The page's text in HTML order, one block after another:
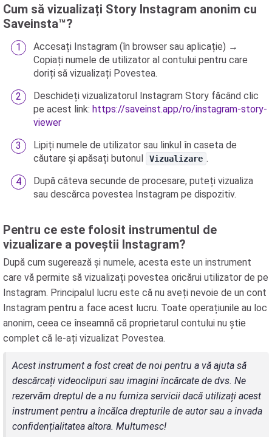
Cum să vizualizați Story Instagram anonim cu
Saveinsta™?
Accesați Instagram (în browser sau aplicație) →
Copiați numele de utilizator al contului pentru care
doriți să vizualizați Povestea.
Deschideți vizualizatorul Instagram Story făcând clic
pe acest link: https://saveinst.app/ro/instagram-story-
viewer
Lipiți numele de utilizator sau linkul în caseta de
căutare și apăsați butonul
Vizualizare .
După câteva secunde de procesare, puteți vizualiza
sau descărca povestea Instagram pe dispozitiv.
Pentru ce este folosit instrumentul de
vizualizare a poveștii Instagram?
După cum sugerează și numele, acesta este un instrument
care vă permite să vizualizați povestea oricărui utilizator de pe
Instagram. Principalul lucru este că nu aveți nevoie de un cont
Instagram pentru a face acest lucru. Toate operațiunile au loc
anonim, ceea ce înseamnă că proprietarul contului nu știe
complet că le-ați vizualizat Povestea.
Acest instrument a fost creat de noi pentru a vă ajuta să
descărcați videoclipuri sau imagini încărcate de dvs. Ne
rezervăm dreptul de a nu furniza servicii dacă utilizați acest
instrument pentru a încălca drepturile de autor sau a invada
confidențialitatea altora. Multumesc!